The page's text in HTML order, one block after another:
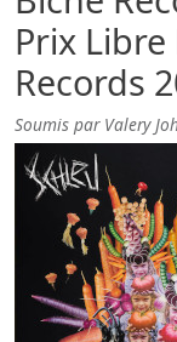
Prix Libre
Records
Soumis par Valery